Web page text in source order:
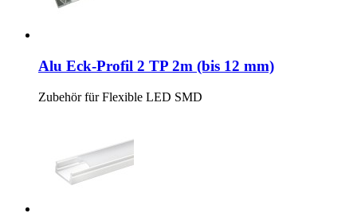
Alu Eck-Profil 2 TP 2m (bis 12 mm)
Zubehör für Flexible LED SMD